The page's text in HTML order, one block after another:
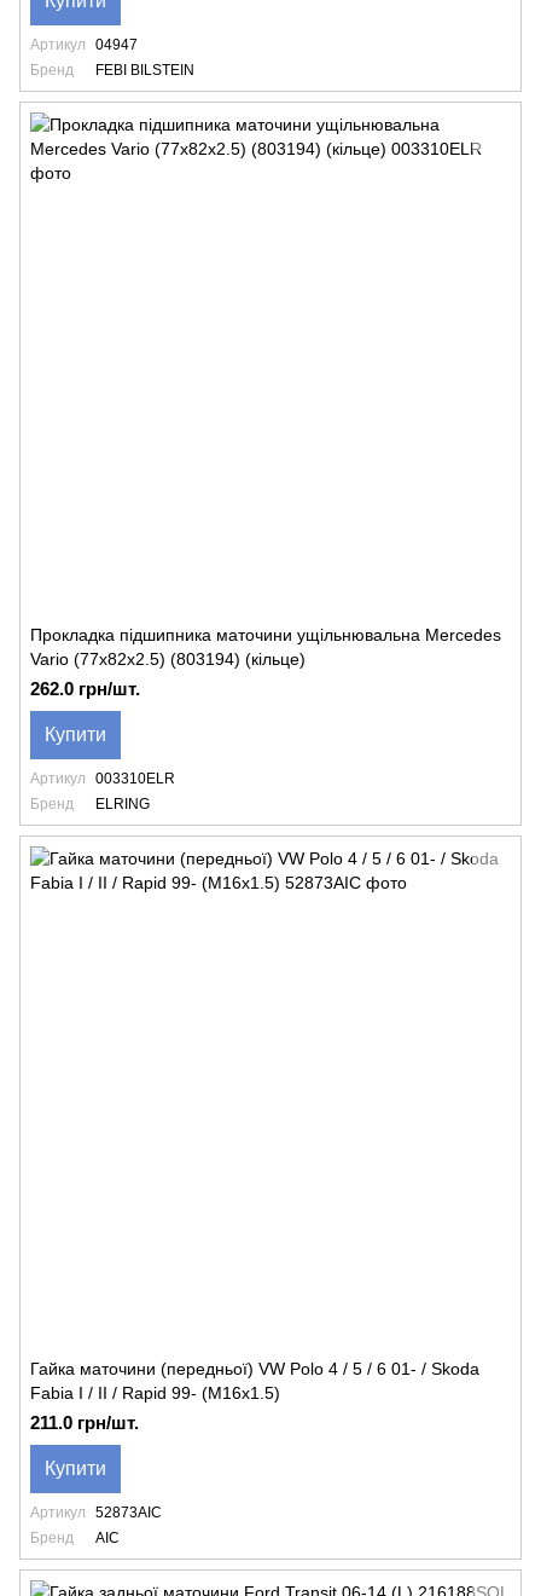
Артикул
04947
Бренд
FEBI BILSTEIN
Прокладка підшипника маточини ущільнювальна Mercedes
Vario (77x82x2.5) (803194) (кільце)
262.0 грн/шт.
Купити
Артикул
003310ELR
Бренд
ELRING
Гайка маточини (передньої) VW Polo 4 / 5 / 6 01- / Skoda
Fabia I / II / Rapid 99- (М16х1.5)
211.0 грн/шт.
Купити
Артикул
52873AIC
Бренд
AIC